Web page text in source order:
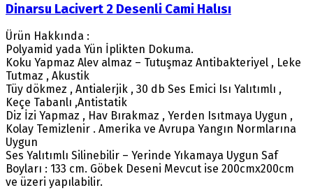
Dinarsu Lacivert 2 Desenli Cami Halısı
Ürün Hakkında :
Polyamid yada Yün İplikten Dokuma.
Koku Yapmaz Alev almaz – Tutuşmaz Antibakteriyel , Leke
Tutmaz , Akustik
Tüy dökmez , Antialerjik , 30 db Ses Emici Isı Yalıtımlı ,
Keçe Tabanlı ,Antistatik
Diz İzi Yapmaz , Hav Bırakmaz , Yerden Isıtmaya Uygun ,
Kolay Temizlenir . Amerika ve Avrupa Yangın Normlarına
Uygun
Ses Yalıtımlı Silinebilir – Yerinde Yıkamaya Uygun Saf
Boyları : 133 cm. Göbek Deseni Mevcut ise 200cmx200cm
ve üzeri yapılabilir.